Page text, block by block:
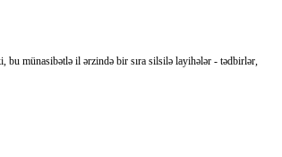
bu münasibətlə il ərzində bir sıra silsilə layihələr - tədbirlər,